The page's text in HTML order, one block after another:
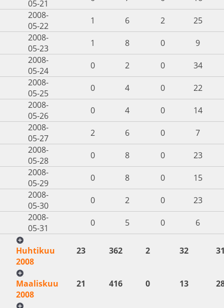
05-21
2008-
05-22
1 6 2
25
2008-
05-23
1 8 0
9
2008-
05-24
0 2 0
34
2008-
05-25
0 4 0
22
2008-
05-26
0 4 0
14
2008-
05-27
2 6 0
7
2008-
05-28
0 8 0
23
2008-
05-29
0 8 0
15
2008-
05-30
0 2 0
23
2008-
05-31
0 5 0 6
Huhtikuu
2008
23 362 2 32
Maaliskuu
2008
21 416 0 13